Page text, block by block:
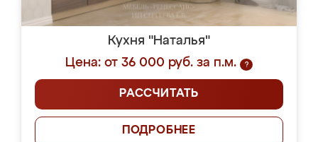
Кухня "Наталья"
Цена: от 36 000 руб. за п.м.
?
РАССЧИТАТЬ
ПОДРОБНЕЕ